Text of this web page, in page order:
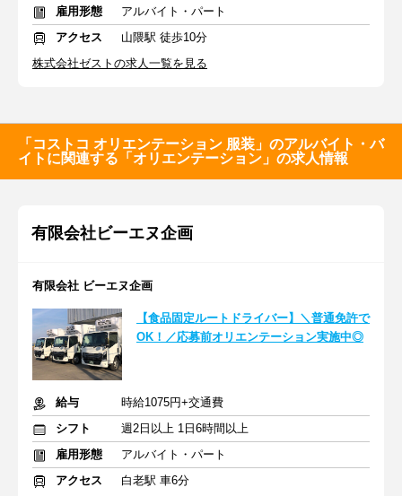
雇用形態
アルバイト・パート
アクセス
山隈駅 徒歩10分
株式会社ゼストの求人一覧を見る
「コストコ オリエンテーション 服装」のアルバイト・バ
イトに関連する「オリエンテーション」の求人情報
有限会社ビーエヌ企画
有限会社 ビーエヌ企画
【食品固定ルートドライバー】＼普通免許で
OK！／応募前オリエンテーション実施中◎
給与
時給1075円+交通費
シフト
週2日以上 1日6時間以上
雇用形態
アルバイト・パート
アクセス
白老駅 車6分